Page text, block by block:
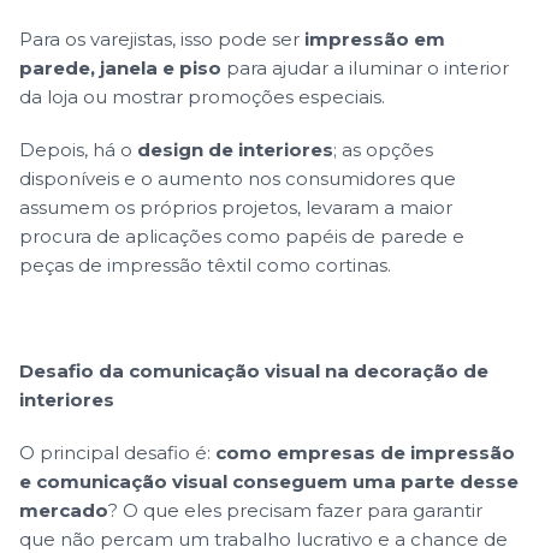
Para os varejistas, isso pode ser impressão em
parede, janela e piso para ajudar a iluminar o interior
da loja ou mostrar promoções especiais.
Depois, há o design de interiores; as opções
disponíveis e o aumento nos consumidores que
assumem os próprios projetos, levaram a maior
procura de aplicações como papéis de parede e
peças de impressão têxtil como cortinas.
Desafio da comunicação visual na decoração de
interiores
O principal desafio é: como empresas de impressão
e comunicação visual conseguem uma parte desse
mercado? O que eles precisam fazer para garantir
que não percam um trabalho lucrativo e a chance de